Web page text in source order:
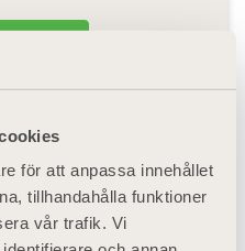
för att anpassa innehållet
tillhandahålla funktioner
vår trafik. Vi